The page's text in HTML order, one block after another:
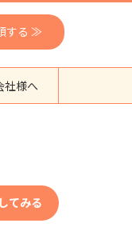
する ≫
社様へ
てみる